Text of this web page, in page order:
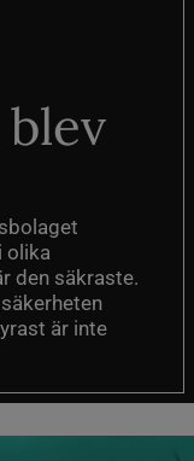
olika
den säkraste.
är inte